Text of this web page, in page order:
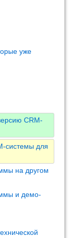
уже
CRM-
системы для
на другом
и демо-